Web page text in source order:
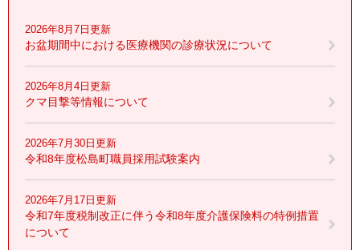
2026年8月7日更新
お盆期間中における医療機関の診療状況について
2026年8月4日更新
クマ目撃等情報について
2026年7月30日更新
令和8年度松島町職員採用試験案内
2026年7月17日更新
令和7年度税制改正に伴う令和8年度介護保険料の特例措置
について